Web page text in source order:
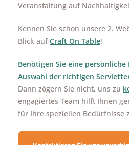
Veranstaltung auf
Kennen Sie schon unsere 2.
Blick aufCraft On Table!
Benötigen Sie eine
Auswahl der richtigen
Dann zögern Sie nicht, uns zu
engagiertes Team hilft Ihnen
für Ihre speziellen Bedürfnisse